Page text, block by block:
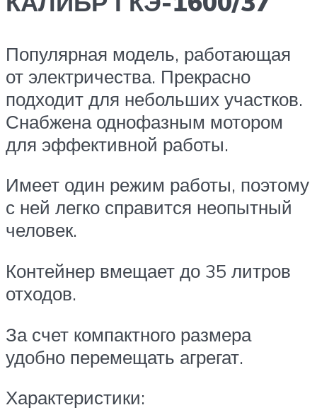
Популярная модель, работающая
от электричества. Прекрасно
подходит для небольших участков.
Снабжена однофазным мотором
для эффективной работы.
Имеет один режим работы, поэтому
с ней легко справится неопытный
человек.
Контейнер вмещает до 35 литров
отходов.
За счет компактного размера
удобно перемещать агрегат.
Характеристики: